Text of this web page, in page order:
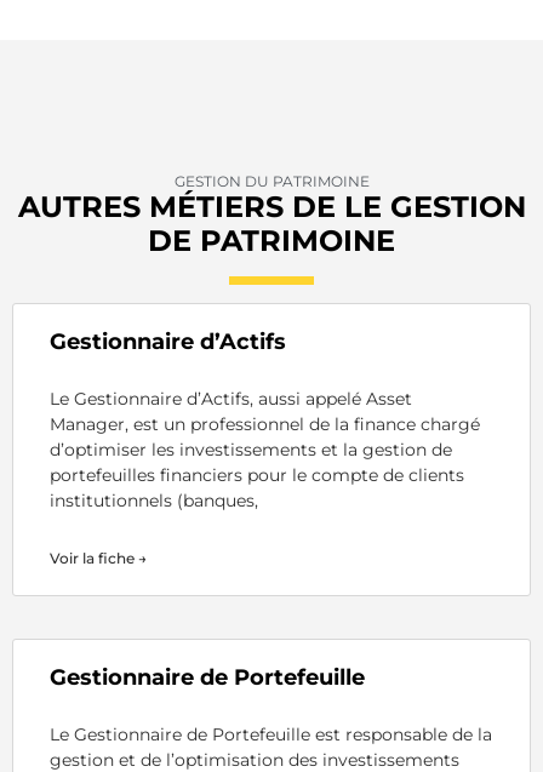
GESTION DU PATRIMOINE
AUTRES MÉTIERS DE LE GESTION
DE PATRIMOINE
Gestionnaire d’Actifs
Le Gestionnaire d’Actifs, aussi appelé Asset
Manager, est un professionnel de la finance chargé
d’optimiser les investissements et la gestion de
portefeuilles financiers pour le compte de clients
institutionnels (banques,
Voir la fiche →
Gestionnaire de Portefeuille
Le Gestionnaire de Portefeuille est responsable de la
gestion et de l’optimisation des investissements